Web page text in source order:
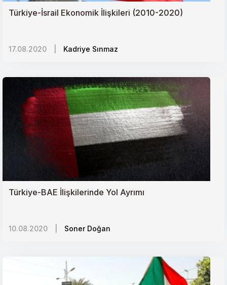
Türkiye-İsrail Ekonomik İlişkileri (2010-2020)
17.08.2020 Kadriye Sınmaz
Türkiye-BAE İlişkilerinde Yol Ayrımı
10.08.2020 Soner Doğan